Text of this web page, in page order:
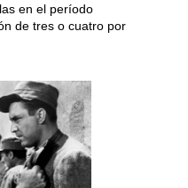
en el período
de tres o cuatro por